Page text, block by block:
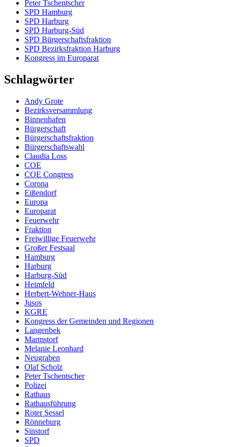
Peter Tschentscher
SPD Hamburg
SPD Harburg
SPD Harburg-Süd
SPD Bürgerschaftsfraktion
SPD Bezirksfraktion Harburg
Kongress im Europarat
Schlagwörter
Andy Grote
Bezirksversammlung
Binnenhafen
Bürgerschaft
Bürgerschaftsfraktion
Bürgerschaftswahl
Claudia Loss
COE
COE Congress
Corona
Eißendorf
Europa
Europarat
Feuerwehr
Fraktion
Freiwillige Feuerwehr
Großer Festsaal
Hamburg
Harburg
Harburg-Süd
Heimfeld
Herbert-Wehner-Haus
Jusos
KGRE
Kongress der Gemeinden und Regionen
Langenbek
Marmstorf
Melanie Leonhard
Neugraben
Olaf Scholz
Peter Tschentscher
Polizei
Rathaus
Rathausführung
Roter Sessel
Rönneburg
Sinstorf
SPD